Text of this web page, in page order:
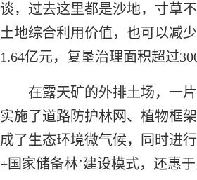
谈，过去这里都是沙地，寸草
土地综合利用价值，也可以减
1.64亿元，复垦治理面积超过
在露天矿的外排土场，一
实施了道路防护林网、植物框
成了生态环境微气候，同时进
+国家储备林’建设模式，还惠